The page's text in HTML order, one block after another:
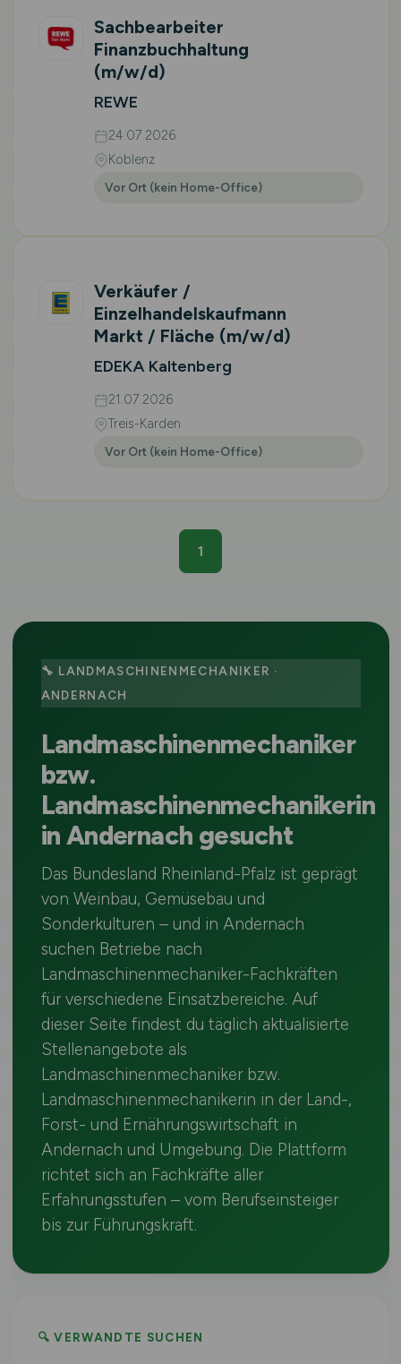
Sachbearbeiter
Finanzbuchhaltung
(m/w/d)
REWE
24.07.2026
Koblenz
Vor Ort (kein Home-Office)
Verkäufer /
Einzelhandelskaufmann
Markt / Fläche (m/w/d)
EDEKA Kaltenberg
21.07.2026
Treis-Karden
Vor Ort (kein Home-Office)
1
🔧 LANDMASCHINENMECHANIKER ·
ANDERNACH
Landmaschinenmechaniker
bzw.
Landmaschinenmechanikerin
in Andernach gesucht
Das Bundesland Rheinland-Pfalz ist geprägt
von Weinbau, Gemüsebau und
Sonderkulturen – und in Andernach
suchen Betriebe nach
Landmaschinenmechaniker-Fachkräften
für verschiedene Einsatzbereiche. Auf
dieser Seite findest du täglich aktualisierte
Stellenangebote als
Landmaschinenmechaniker bzw.
Landmaschinenmechanikerin in der Land-,
Forst- und Ernährungswirtschaft in
Andernach und Umgebung. Die Plattform
richtet sich an Fachkräfte aller
Erfahrungsstufen – vom Berufseinsteiger
bis zur Führungskraft.
🔍 VERWANDTE SUCHEN